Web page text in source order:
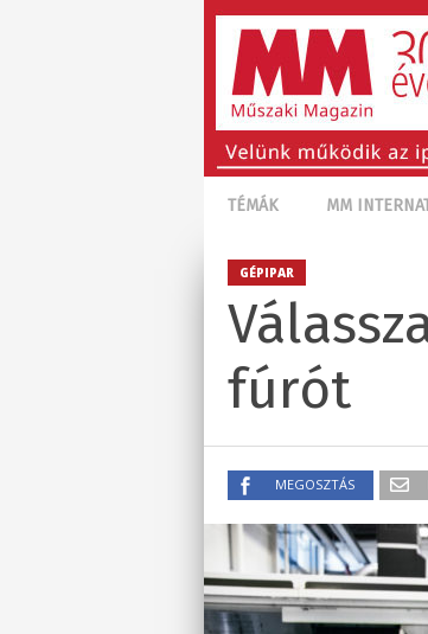
TÉMÁK MM
GÉPIPAR
fúrót
MEGOSZTÁS